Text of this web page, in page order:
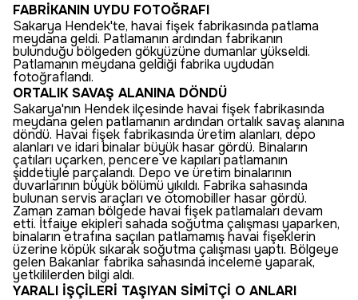
FABRİKANIN UYDU FOTOĞRAFI
Sakarya Hendek'te, havai fişek fabrikasında patlama
meydana geldi. Patlamanın ardından fabrikanın
bulunduğu bölgeden gökyüzüne dumanlar yükseldi.
Patlamanın meydana geldiği fabrika uydudan
fotoğraflandı.
ORTALIK SAVAŞ ALANINA DÖNDÜ
Sakarya'nın Hendek ilçesinde havai fişek fabrikasında
meydana gelen patlamanın ardından ortalık savaş alanına
döndü. Havai fişek fabrikasında üretim alanları, depo
alanları ve idari binalar büyük hasar gördü. Binaların
çatıları uçarken, pencere ve kapıları patlamanın
şiddetiyle parçalandı. Depo ve üretim binalarının
duvarlarının büyük bölümü yıkıldı. Fabrika sahasında
bulunan servis araçları ve otomobiller hasar gördü.
Zaman zaman bölgede havai fişek patlamaları devam
etti. İtfaiye ekipleri sahada soğutma çalışması yaparken,
binaların etrafına saçılan patlamamış havai fişeklerin
üzerine köpük sıkarak soğutma çalışması yaptı. Bölgeye
gelen Bakanlar fabrika sahasında inceleme yaparak,
yetkililerden bilgi aldı.
YARALI İŞÇİLERİ TAŞIYAN SİMİTÇİ O ANLARI